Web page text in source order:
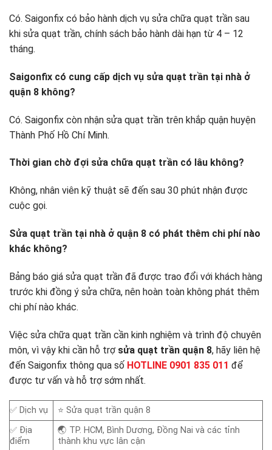
Có. Saigonfix có bảo hành dịch vụ sửa chữa quạt trần sau
khi sửa quạt trần, chính sách bảo hành dài hạn từ 4 – 12
tháng.
Saigonfix có cung cấp dịch vụ sửa quạt trần tại nhà ở
quận 8 không?
Có. Saigonfix còn nhận sửa quạt trần trên khắp quận huyện
Thành Phố Hồ Chí Minh.
Thời gian chờ đợi sửa chữa quạt trần có lâu không?
Không, nhân viên kỹ thuật sẽ đến sau 30 phút nhận được
cuộc gọi.
Sửa quạt trần tại nhà ở quận 8 có phát thêm chi phí nào
khác không?
Bảng báo giá sửa quạt trần đã được trao đổi với khách hàng
trước khi đồng ý sửa chữa, nên hoàn toàn không phát thêm
chi phí nào khác.
Việc sửa chữa quạt trần cần kinh nghiệm và trình độ chuyên
môn, vì vậy khi cần hỗ trợ sửa quạt trần quận 8, hãy liên hệ
đến Saigonfix thông qua số HOTLINE 0901 835 011 để
được tư vấn và hỗ trợ sớm nhất.
✅ Dịch vụ
⭐ Sửa quạt trần quận 8
✅ Địa
điểm
🌏 TP. HCM, Bình Dương, Đồng Nai và các tỉnh
thành khu vực lân cận